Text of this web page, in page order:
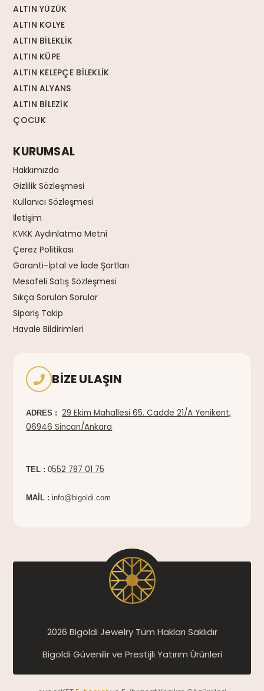
ALTIN YÜZÜK
ALTIN KOLYE
ALTIN BİLEKLİK
ALTIN KÜPE
ALTIN KELEPÇE BİLEKLİK
ALTIN ALYANS
ALTIN BİLEZİK
ÇOCUK
KURUMSAL
Hakkımızda
Gizlilik Sözleşmesi
Kullanıcı Sözleşmesi
İletişim
KVKK Aydınlatma Metni
Çerez Politikası
Garanti-İptal ve İade Şartları
Mesafeli Satış Sözleşmesi
Sıkça Sorulan Sorular
Sipariş Takip
Havale Bildirimleri
BIZE ULAŞIN
ADRES :
29 Ekim Mahallesi 65. Cadde 21/A Yenikent,
06946 Sincan/Ankara
TEL : 0552 787 01 75
MAİL :info@bigoldi.com
2026 Bigoldi Jewelry Tüm Hakları Saklıdır
Bigoldi Güvenilir ve Prestijli Yatırım Ürünleri